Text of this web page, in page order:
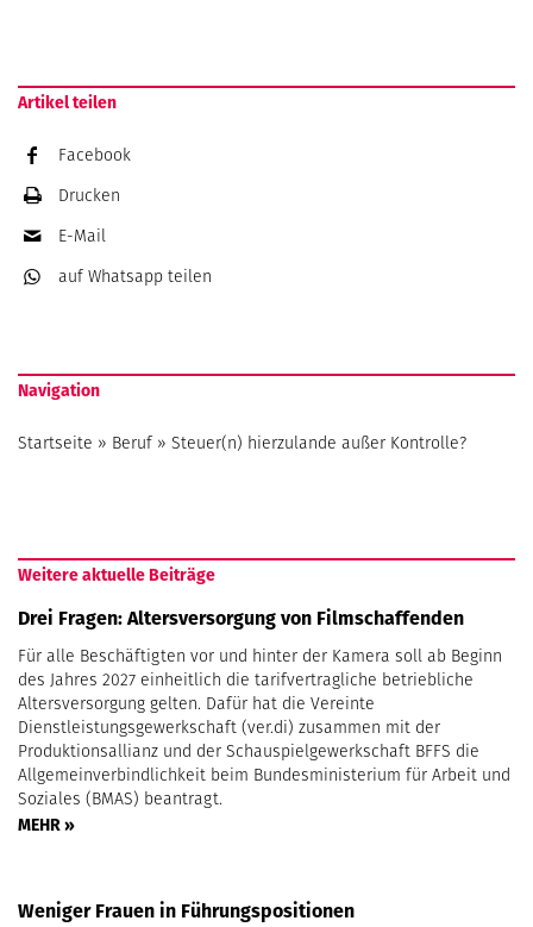
Artikel teilen
Facebook
Drucken
E-Mail
auf Whatsapp teilen
Navigation
Startseite » Beruf» Steuer(n) hierzulande außer Kontrolle?
Weitere aktuelle Beiträge
Drei Fragen: Altersversorgung von Filmschaffenden
Für alle Beschäftigten vor und hinter der Kamera soll ab Beginn
des Jahres 2027 einheitlich die tarifvertragliche betriebliche
Altersversorgung gelten. Dafür hat die Vereinte
Dienstleistungsgewerkschaft (ver.di) zusammen mit der
Produktionsallianz und der Schauspielgewerkschaft BFFS die
Allgemeinverbindlichkeit beim Bundesministerium für Arbeit und
Soziales (BMAS) beantragt.
MEHR »
Weniger Frauen in Führungspositionen